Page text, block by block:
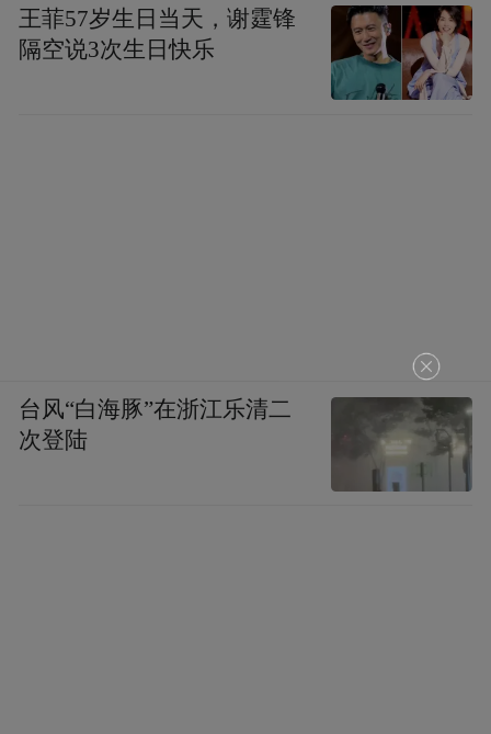
王菲57岁生日当天，谢霆锋
隔空说3次生日快乐
台风“白海豚”在浙江乐清二
次登陆